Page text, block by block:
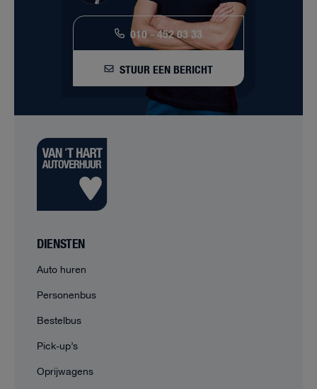
010 - 452 03 33
STUUR EEN BERICHT
DIENSTEN
Auto huren
Personenbus
Bestelbus
Pick-up’s
Oprijwagens